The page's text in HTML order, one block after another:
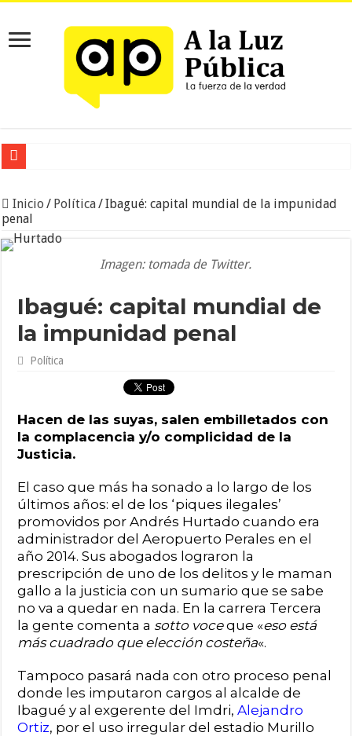
Inicio / Política/Ibagué: capital mundial de la impunidad
penal
Imagen: tomada de Twitter.
Ibagué: capital mundial de
la impunidad penal
Política
Hacen de las suyas, salen embilletados con
la complacencia y/o complicidad de la
Justicia.
El caso que más ha sonado a lo largo de los
últimos años: el de los ‘piques ilegales’
promovidos por Andrés Hurtado cuando era
administrador del Aeropuerto Perales en el
año 2014. Sus abogados lograron la
prescripción de uno de los delitos y le maman
gallo a la justicia con un sumario que se sabe
no va a quedar en nada. En la carrera Tercera
la gente comenta a sotto voceque «eso está
más cuadrado que elección costeña«.
Tampoco pasará nada con otro proceso penal
donde les imputaron cargos al alcalde de
Ibagué y al exgerente del Imdri,Alejandro
Ortiz, por el uso irregular del estadio Murillo